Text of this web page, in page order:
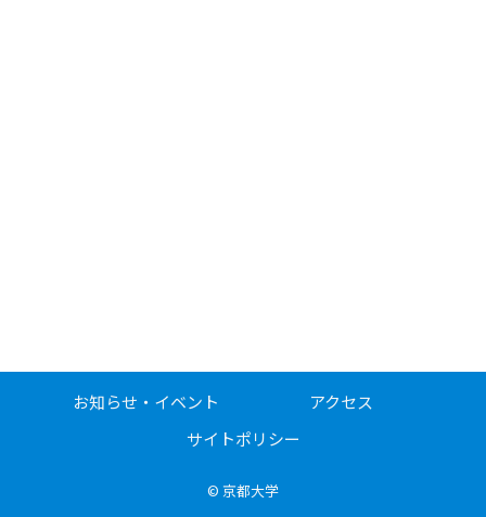
© 京都大学
お知らせ・イベント
アクセス
サイトポリシー